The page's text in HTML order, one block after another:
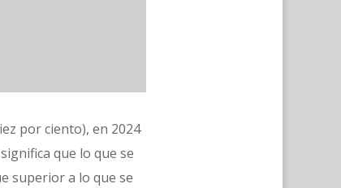
por ciento), en 2024
que lo que se
superior a lo que se